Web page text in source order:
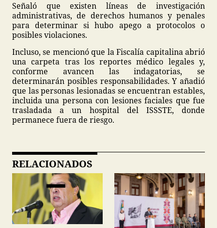
Señaló que existen líneas de investigación
administrativas, de derechos humanos y penales
para determinar si hubo apego a protocolos o
posibles violaciones.
Incluso, se mencionó que la Fiscalía capitalina abrió
una carpeta tras los reportes médico legales y,
conforme avancen las indagatorias, se
determinarán posibles responsabilidades. Y añadió
que las personas lesionadas se encuentran estables,
incluida una persona con lesiones faciales que fue
trasladada a un hospital del ISSSTE, donde
permanece fuera de riesgo.
RELACIONADOS